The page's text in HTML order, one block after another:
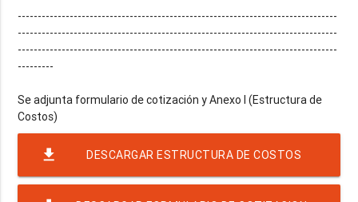
--------------------------------------------------------------------------------
--------------------------------------------------------------------------------
--------------------------------------------------------------------------------
---------
Se adjunta formulario de cotización y Anexo I (Estructura de
file_download DESCARGAR ESTRUCTURA DE COSTOS
FIRMADA